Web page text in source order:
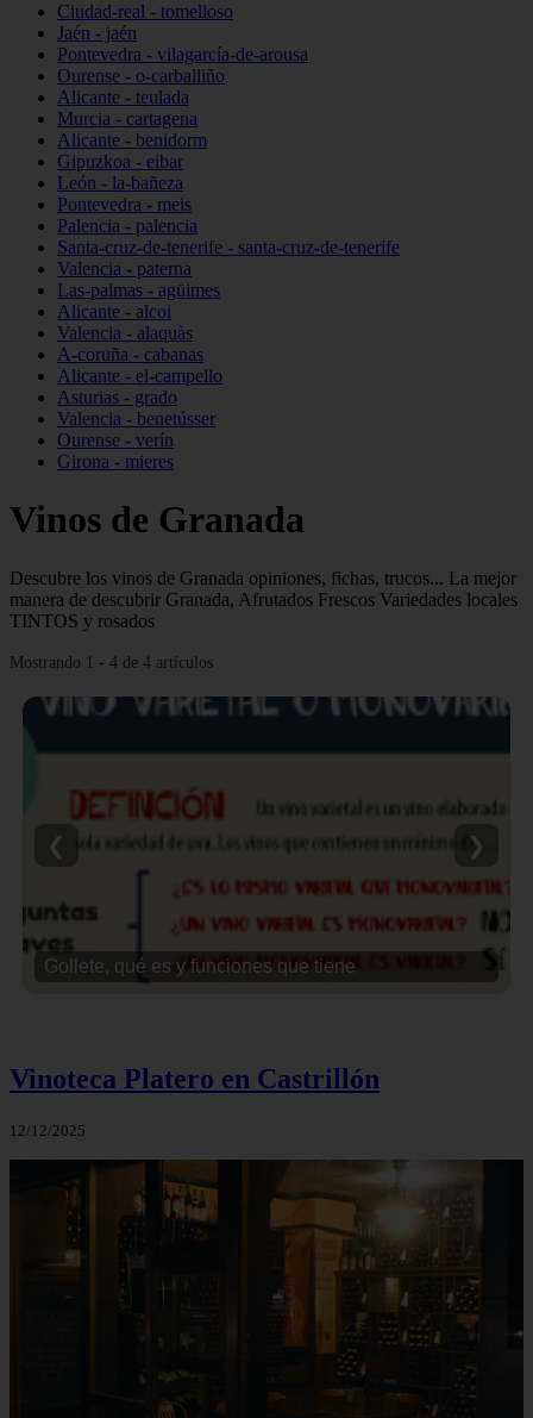
Ciudad-real - tomelloso
Jaén - jaén
Pontevedra - vilagarcía-de-arousa
Ourense - o-carballiño
Alicante - teulada
Murcia - cartagena
Alicante - benidorm
Gipuzkoa - eibar
León - la-bañeza
Pontevedra - meis
Palencia - palencia
Santa-cruz-de-tenerife - santa-cruz-de-tenerife
Valencia - paterna
Las-palmas - agüimes
Alicante - alcoi
Valencia - alaquàs
A-coruña - cabanas
Alicante - el-campello
Asturias - grado
Valencia - benetússer
Ourense - verín
Girona - mieres
Vinos de Granada
Descubre los vinos de Granada opiniones, fichas, trucos... La mejor
manera de descubrir Granada, Afrutados Frescos Variedades locales
TINTOS y rosados
Mostrando 1 - 4 de 4 artículos
Gollete, qué es y funciones que tiene
❮ ❯
Vinoteca Platero en Castrillón
12/12/2025